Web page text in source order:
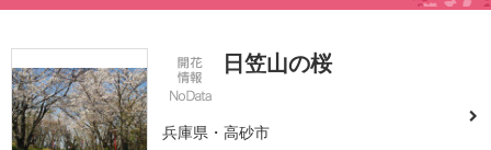
日笠山の桜
兵庫県・高砂市